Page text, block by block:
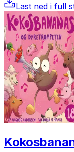
Last ned i full